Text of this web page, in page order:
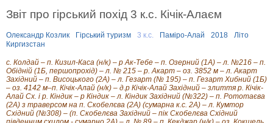
Звіт про гірський похід 3 к.с. Кічік-Алаєм
Олександр Козлик Гірський туризм 3 к.с. Паміро-Алай 2018
Літо
Киргизстан
с. Колдай – п. Кизил-Каса (н/к) – р Ак-Тебе – п. Озерний (1А) – л. №216 – п.
Обідній (1Б, першопрохід) – л. № 215 – р. Акарт – оз. 3852 м – л. Акарт
Західний – п. Висоцького (2А) – л. Гезарт (№ 195) – п. Гезарт Хибний (1Б)
– оз. 4142 м–п. Кічік-Алай (н/к) – д.р Кічік-Алай Західний – злиття р. Кічік-
Алай Сх. і р. Кіндик – р Кіндик – л. Кіндик Західний (№322) – п. Рототаєва
(2А) з траверсом на п. Скобелєва (2А) (сумарна к.с. 2А) – л. Кумтор
Східний (№308) – (п. Скобелєва Західний – пік Скобелєва Східний